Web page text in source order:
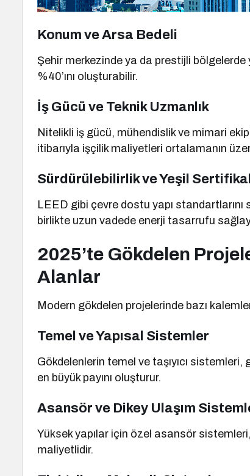
Konum ve Arsa Bedeli
Şehir merkezinde ya da prestijli
%40’ını oluşturabilir.
İş Gücü ve Teknik Uzmanlık
Nitelikli iş gücü, mühendislik ve mimari
itibarıyla işçilik maliyetleri ortalamanın
Sürdürülebilirlik ve Yeşil
LEED gibi çevre dostu yapı standartlarını
birlikte uzun vadede enerji tasarrufu
2025’te Gökdelen
Alanlar
Modern gökdelen projelerinde bazı
Temel ve Yapısal Sistemler
Gökdelenlerin temel ve taşıyıcı
en büyük payını oluşturur.
Asansör ve Dikey Ulaşım
Yüksek yapılar için özel asansör
maliyetlidir.